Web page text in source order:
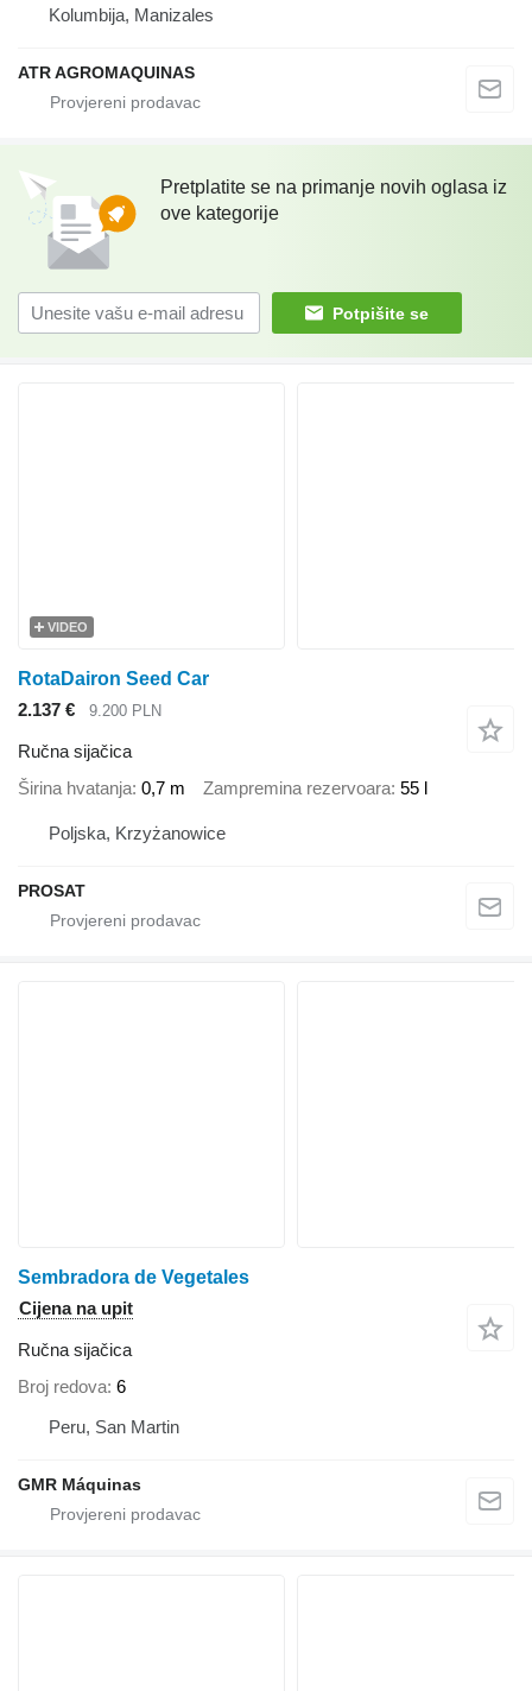
Kolumbija, Manizales
ATR AGROMAQUINAS
Pretplatite se na primanje novih oglasa iz
ove kategorije
Potpišite se
VIDEO
RotaDairon Seed Car
2.137 €
9.200 PLN
Ručna sijačica
Širina hvatanja 0,7 m Zampremina rezervoara 55 l
Poljska, Krzyżanowice
PROSAT
Sembradora de Vegetales
Cijena na upit
Ručna sijačica
Broj redova 6
Peru, San Martin
GMR Máquinas